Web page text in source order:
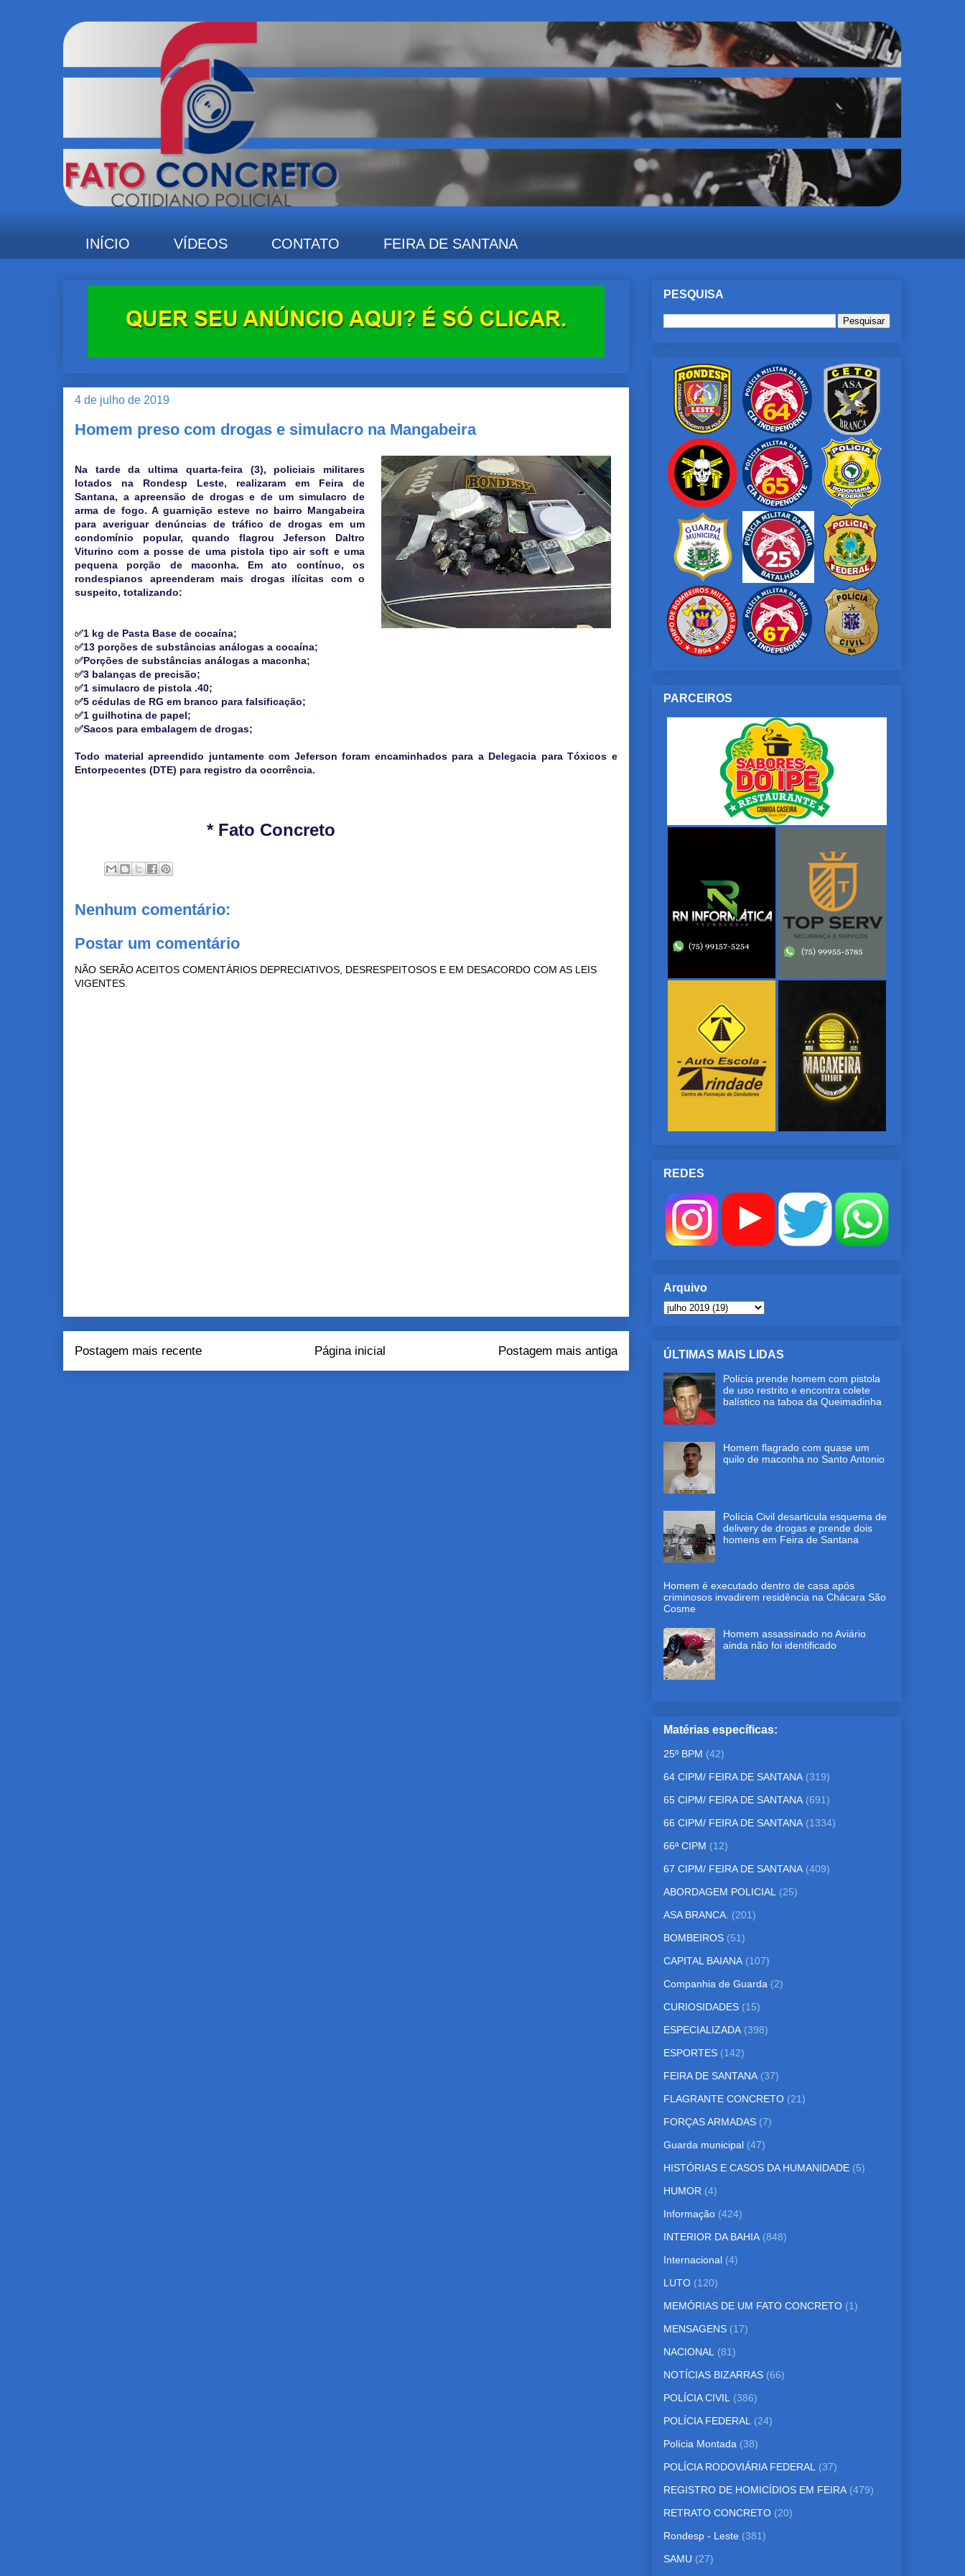
INÍCIO VÍDEOS CONTATO FEIRA DE SANTANA
4 de julho de 2019
Homem preso com drogas e simulacro na Mangabeira
Na tarde da ultima quarta-feira (3), policiais militares
lotados na Rondesp Leste, realizaram em Feira de
Santana, a apreensão de drogas e de um simulacro de
arma de fogo. A guarnição esteve no bairro Mangabeira
para averiguar denúncias de tráfico de drogas em um
condomínio popular, quando flagrou Jeferson Daltro
Viturino com a posse de uma pistola tipo air soft e uma
pequena porção de maconha. Em ato contínuo, os
rondespianos apreenderam mais drogas ilícitas com o
suspeito, totalizando:
✅1 kg de Pasta Base de cocaína;
✅13 porções de substâncias análogas a cocaína;
✅Porções de substâncias análogas a maconha;
✅3 balanças de precisão;
✅1 simulacro de pistola .40;
✅5 cédulas de RG em branco para falsificação;
✅1 guilhotina de papel;
✅Sacos para embalagem de drogas;
Todo material apreendido juntamente com Jeferson foram encaminhados para a Delegacia para Tóxicos e
Entorpecentes (DTE) para registro da ocorrência.
* Fato Concreto
Nenhum comentário:
Postar um comentário
NÃO SERÃO ACEITOS COMENTÁRIOS DEPRECIATIVOS, DESRESPEITOSOS E EM DESACORDO COM AS LEIS
VIGENTES.
Postagem mais recente Postagem mais antiga
Página inicial
PESQUISA
PARCEIROS
REDES
Arquivo
ÚLTIMAS MAIS LIDAS
Polícia prende homem com pistola
de uso restrito e encontra colete
balístico na taboa da Queimadinha
Homem flagrado com quase um
quilo de maconha no Santo Antonio
Polícia Civil desarticula esquema de
delivery de drogas e prende dois
homens em Feira de Santana
Homem é executado dentro de casa após
criminosos invadirem residência na Chácara São
Cosme
Homem assassinado no Aviário
ainda não foi identificado
Matérias específicas:
25º BPM (42)
64 CIPM/ FEIRA DE SANTANA (319)
65 CIPM/ FEIRA DE SANTANA (691)
66 CIPM/ FEIRA DE SANTANA (1334)
66ª CIPM (12)
67 CIPM/ FEIRA DE SANTANA (409)
ABORDAGEM POLICIAL (25)
ASA BRANCA. (201)
BOMBEIROS (51)
CAPITAL BAIANA (107)
Companhia de Guarda (2)
CURIOSIDADES (15)
ESPECIALIZADA (398)
ESPORTES (142)
FEIRA DE SANTANA (37)
FLAGRANTE CONCRETO (21)
FORÇAS ARMADAS (7)
Guarda municipal (47)
HISTÓRIAS E CASOS DA HUMANIDADE (5)
HUMOR (4)
Informação (424)
INTERIOR DA BAHIA (848)
Internacional (4)
LUTO (120)
MEMÓRIAS DE UM FATO CONCRETO (1)
MENSAGENS (17)
NACIONAL (81)
NOTÍCIAS BIZARRAS (66)
POLÍCIA CIVIL (386)
POLÍCIA FEDERAL (24)
Polícia Montada (38)
POLÍCIA RODOVIÁRIA FEDERAL (37)
REGISTRO DE HOMICÍDIOS EM FEIRA (479)
RETRATO CONCRETO (20)
Rondesp - Leste (381)
SAMU (27)